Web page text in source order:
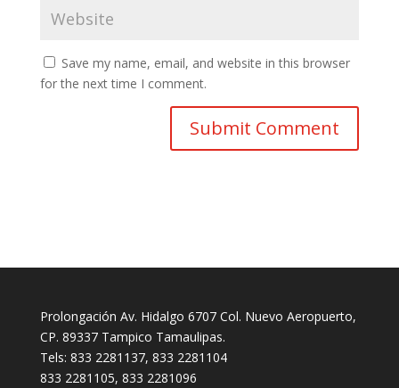
Save my name, email, and website in this browser
for the next time I comment.
Prolongación Av. Hidalgo 6707 Col. Nuevo Aeropuerto,
CP. 89337 Tampico Tamaulipas.
Tels: 833 2281137, 833 2281104
833 2281105, 833 2281096